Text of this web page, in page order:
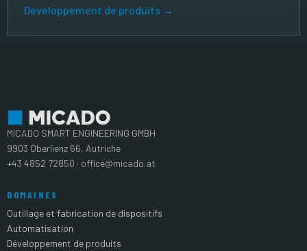
Développement de produits →
MICADO SMART ENGINEERING GMBH
9903 Oberlienz 66, Autriche
+43 4852 72850 · office@micado.at
DOMAINES
Outillage et fabrication de dispositifs
Automatisation
Développement de produits